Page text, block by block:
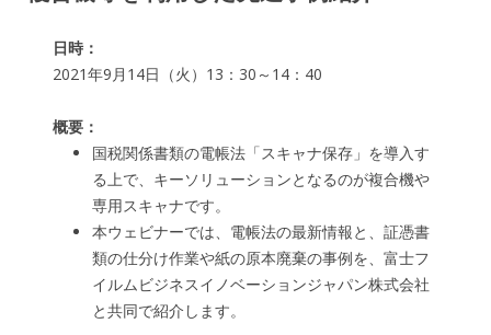
日時：
2021年9月14日（火）13：30～14：40
概要：
国税関係書類の電帳法「スキャナ保存」を導入す
る上で、キーソリューションとなるのが複合機や
専用スキャナです。
本ウェビナーでは、電帳法の最新情報と、証憑書
類の仕分け作業や紙の原本廃棄の事例を、富士フ
イルムビジネスイノベーションジャパン株式会社
と共同で紹介します。